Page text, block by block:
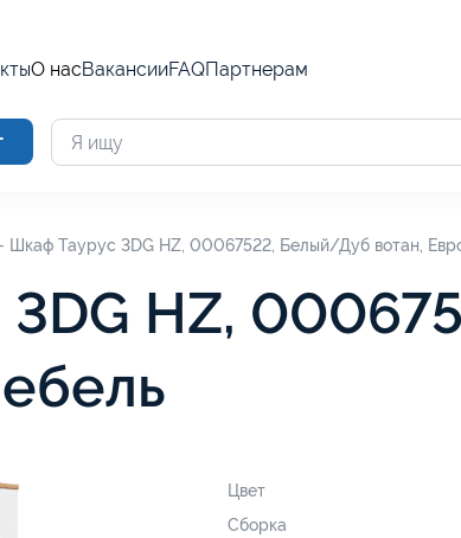
О насВакансииFAQПартнерам
Шкаф Таурус 3DG HZ, 00067522, Белый/Дуб вотан,
3DG HZ,
Цвет
Сборка